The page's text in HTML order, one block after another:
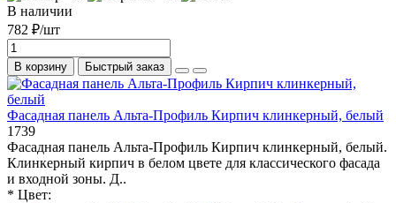
В наличии
782 ₽/шт
В корзину Быстрый заказ
Фасадная панель Альта-Профиль Кирпич клинкерный, белый
1739
Фасадная панель Альта-Профиль Кирпич клинкерный, белый.
Клинкерный кирпич в белом цвете для классического фасада
и входной зоны. Д..
* Цвет: